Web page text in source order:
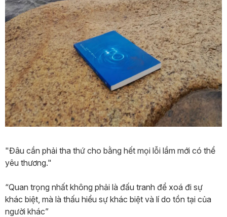
"Đâu cần phải tha thứ cho bằng hết mọi lỗi lầm mới có thể
yêu thương."
“Quan trọng nhất không phải là đấu tranh để xoá đi sự
khác biệt, mà là thấu hiểu sự khác biệt và lí do tồn tại của
người khác”